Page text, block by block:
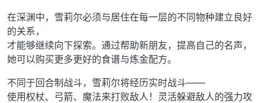
在深渊中，雪莉尔必须与居住在每一层的不同物种建立良好
的关系，
才能够继续向下探索。通过帮助新朋友，提高自己的名声，
她可以购买更多更好的食谱与炼金配方。
不同于回合制战斗，雪莉尔将经历实时战斗——
使用权杖、弓箭、魔法来打败敌人！灵活躲避敌人的强力攻